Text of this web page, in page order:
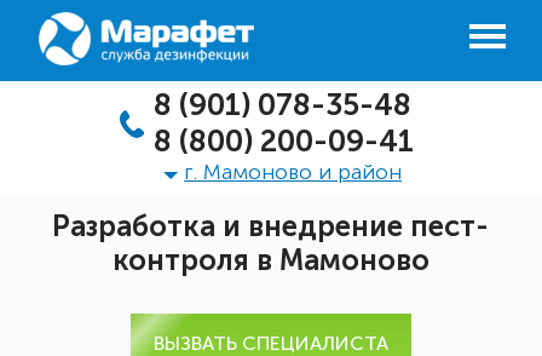
8 (901) 078-35-48
8 (800) 200-09-41
г. Мамоново и район
Разработка и внедрение пест-
контроля в Мамоново
ВЫЗВАТЬ СПЕЦИАЛИСТА